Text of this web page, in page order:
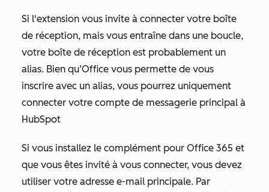
Si l'extension vous invite à connecter votre boîte
de réception, mais vous entraîne dans une boucle,
votre boîte de réception est probablement un
alias. Bien qu’Office vous permette de vous
inscrire avec un alias, vous pourrez uniquement
connecter votre compte de messagerie principal à
HubSpot
Si vous installez le complément pour Office 365 et
que vous êtes invité à vous connecter, vous devez
utiliser votre adresse e-mail principale. Par